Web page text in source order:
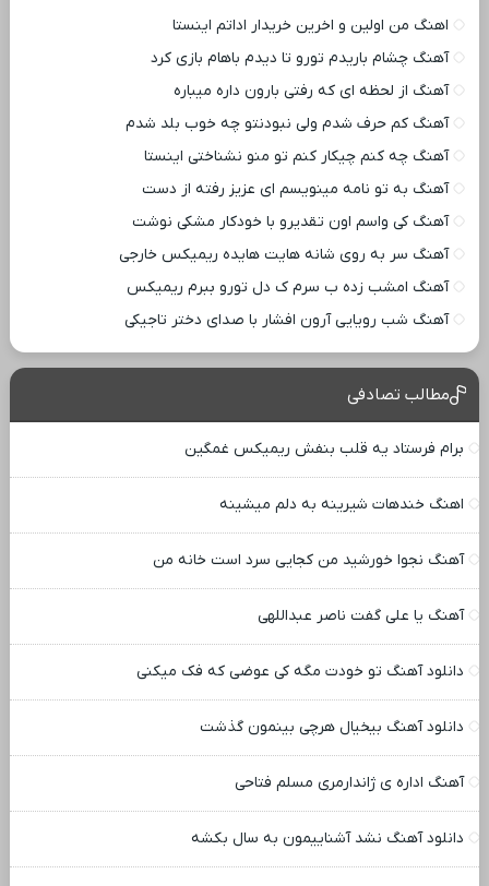
اهنگ من اولین و اخرین خریدار اداتم اینستا
آهنگ چشام باریدم تورو تا دیدم باهام بازی کرد
آهنگ از لحظه ای که رفتی بارون داره میباره
آهنگ کم حرف شدم ولی نبودنتو چه خوب بلد شدم
آهنگ چه کنم چیکار کنم تو منو نشناختی اینستا
آهنگ به تو نامه مینویسم ای عزیز رفته از دست
آهنگ کی واسم اون تقدیرو با خودکار مشکی نوشت
آهنگ سر به روی شانه هایت هایده ریمیکس خارجی
آهنگ امشب زده ب سرم ک دل تورو ببرم ریمیکس
آهنگ شب رویایی آرون افشار با صدای دختر تاجیکی
مطالب تصادفی
برام فرستاد یه قلب بنفش ریمیکس غمگین
اهنگ خندهات شیرینه به دلم میشینه
آهنگ نجوا خورشید من کجایی سرد است خانه من
آهنگ یا علی گفت ناصر عبداللهی
دانلود آهنگ تو خودت مگه کی عوضی که فک میکنی
دانلود آهنگ بیخیال هرچی بینمون گذشت
آهنگ اداره ی ژاندارمری مسلم فتاحی
دانلود آهنگ نشد آشناییمون به سال بکشه